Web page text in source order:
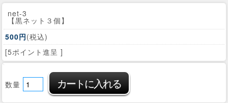
net-3
【黒ネット３個】
500円(税込)
[5ポイント進呈 ]
数量